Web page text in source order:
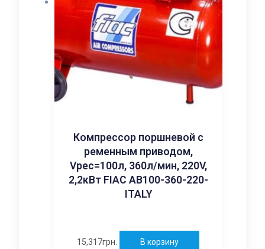
Компрессор поршневой с
ременным приводом,
Vрес=100л, 360л/мин, 220V,
2,2кВт FIAC AB100-360-220-
ITALY
15,317грн. В корзину